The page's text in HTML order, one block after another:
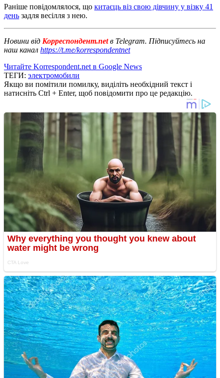
Раніше повідомлялося, що китаєць віз свою дівчину у візку 41
день задля весілля з нею.
Новини від Корреспондент.netв Telegram. Підписуйтесь на
наш канал https://t.me/korrespondentnet
Читайте Korrespondent.net в Google News
ТЕГИ: электромобили
Якщо ви помітили помилку, виділіть необхідний текст і
натисніть Ctrl + Enter, щоб повідомити про це редакцію.